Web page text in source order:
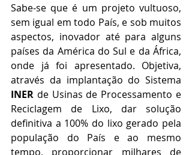
Sabe-se que é um projeto vultuoso,
sem igual em todo País, e sob muitos
aspectos, inovador até para alguns
países da América do Sul e da África,
onde já foi apresentado. Objetiva,
INER de Usinas de Processamento e
Reciclagem de Lixo, dar solução
definitiva a 100% do lixo gerado pela
população do País e ao mesmo
tempo, proporcionar milhares de